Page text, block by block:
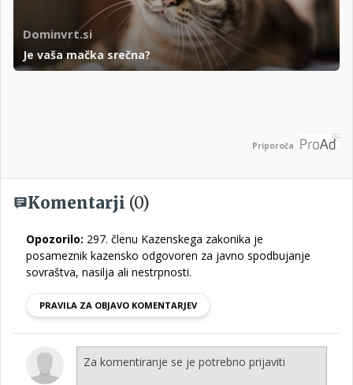
Dominvrt.si
Je vaša mačka srečna?
Priporoča
Komentarji (0)
Opozorilo: 297. členu Kazenskega zakonika je
posameznik kazensko odgovoren za javno spodbujanje
sovraštva, nasilja ali nestrpnosti.
PRAVILA ZA OBJAVO KOMENTARJEV